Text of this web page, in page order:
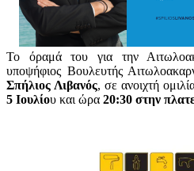
Το όραμά του για την
υποψήφιος Βουλευτής
Σπήλιος Λιβανός, σε ανοιχτή
5 Ιουλίου και ώρα 20:30 στην